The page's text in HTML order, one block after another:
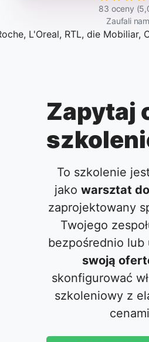
83 oceny
Zaufali
Zapytaj
To szkolenie
jako warsztat
zaprojektowany
Twojego
bezpośrednio lub
swoją
skonfigurować
szkoleniowy z